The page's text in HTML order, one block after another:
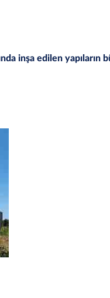
inşa edilen yapıların